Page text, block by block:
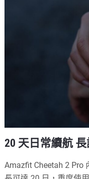
20 天日常續航
Amazfit Cheetah 2 Pro